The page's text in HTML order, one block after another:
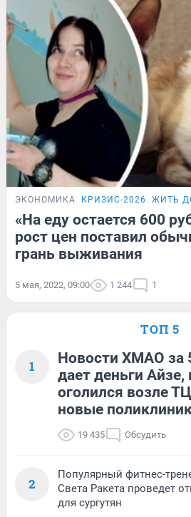
ЭКОНОМИКА КРИЗИС-2026 ЖИТЬ
«На еду остается 600
рост цен поставил
грань выживания
5 мая, 2022, 09:00 1 244 1
ТОП 5
1
Новости ХМАО за
дает деньги Айзе,
оголился возле
новые
19 435 Обсудить
2
Популярный фитнес-
Света Ракета проведет
для сургутян